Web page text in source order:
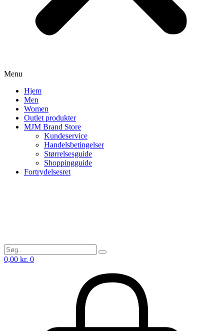
Menu
Hjem
Men
Women
Outlet produkter
MJM Brand Store
Kundeservice
Handelsbetingelser
Størrelsesguide
Shoppingguide
Fortrydelsesret
0,00 kr. 0